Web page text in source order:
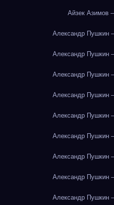
Айзек Азимов
Александр Пушкин
Александр Пушкин
Александр Пушкин
Александр Пушкин
Александр Пушкин
Александр Пушкин
Александр Пушкин
Александр Пушкин
Александр Пушкин